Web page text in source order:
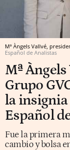
Mª Àngels Vallvé,
Español de Analistas
Mª
Grupo
la
Español
Fue la primera
cambio y bolsa